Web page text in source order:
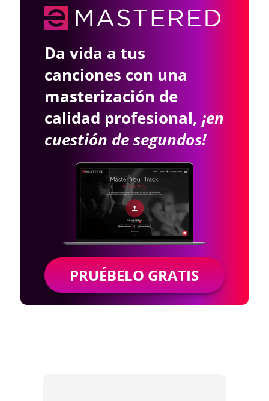
Da vida a tus
canciones con una
masterización de
calidad profesional, ¡en
cuestión de segundos!
PRUÉBELO GRATIS